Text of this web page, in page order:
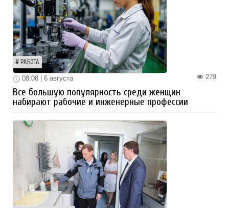
РАБОТА
279
08:08 | 6 августа
Все большую популярность среди женщин
набирают рабочие и инженерные профессии